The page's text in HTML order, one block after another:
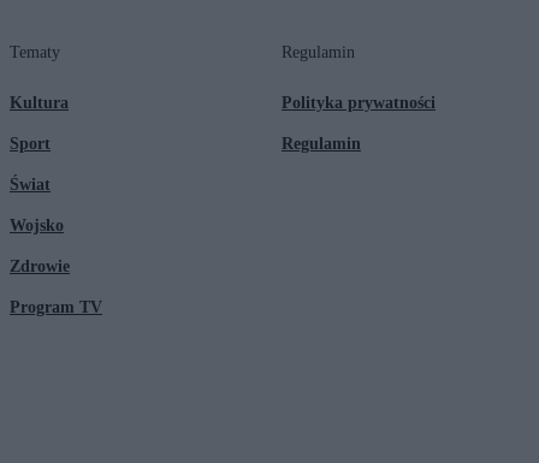
Tematy
Kultura
Sport
Świat
Wojsko
Zdrowie
Program TV
Regulamin
Polityka prywatności
Regulamin